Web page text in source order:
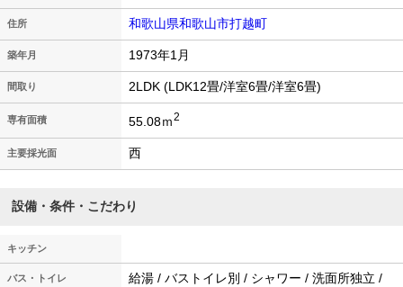
住所 和歌山県和歌山市打越町
築年月 1973年1月
間取り 2LDK (LDK12畳/洋室6畳/洋室6畳)
専有面積 55.08ｍ2
主要採光面 西
設備・条件・こだわり
キッチン
バス・トイレ 給湯 / バストイレ別 / シャワー / 洗面所独立 /